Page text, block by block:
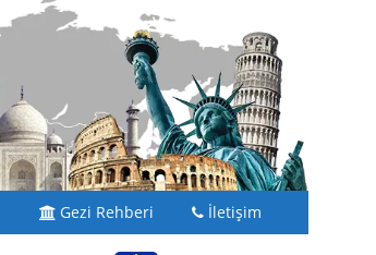
Gezi Rehberi İletişim